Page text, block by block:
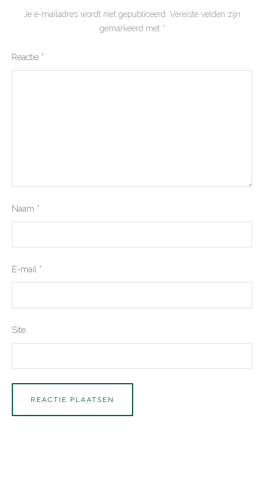
Je e-mailadres wordt niet gepubliceerd. Vereiste velden zijn
gemarkeerd met *
Reactie *
Naam *
E-mail *
Site